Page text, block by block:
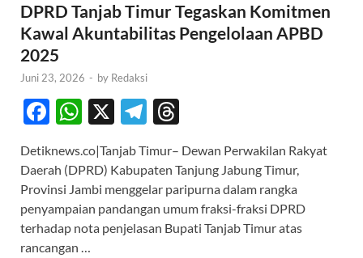
DPRD Tanjab Timur Tegaskan Komitmen
Kawal Akuntabilitas Pengelolaan APBD
2025
Juni 23, 2026 - by Redaksi
F
e
b
o
o
W
at
s
A
p
X
T
e
gr
a
m
e
a
ds
Detiknews.co|Tanjab Timur– Dewan Perwakilan Rakyat
Daerah (DPRD) Kabupaten Tanjung Jabung Timur,
Provinsi Jambi menggelar paripurna dalam rangka
penyampaian pandangan umum fraksi-fraksi DPRD
terhadap nota penjelasan Bupati Tanjab Timur atas
rancangan …